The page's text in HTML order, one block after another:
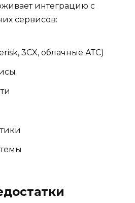
интеграцию с
сервисов:
3CX, облачные АТС)